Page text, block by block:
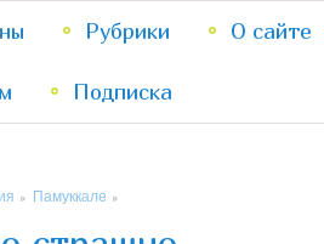
Перейти
к
Перейти
к
Рубрики О сайте
Подписка
» Памуккале »